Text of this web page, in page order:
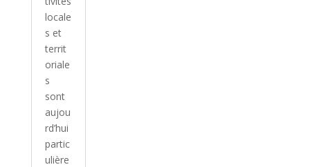
locale
s et
territ
oriale
s
sont
aujou
rd’hui
partic
ulière